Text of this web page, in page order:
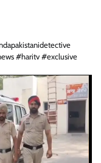
#haritv #exclusive